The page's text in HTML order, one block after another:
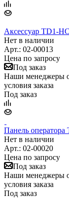
Аксессуар TD1-
Нет в наличии
Арт.: 02-00013
Цена по запросу
Под заказ
Наши менеджеры
условия заказа
Под заказ
Панель оператора
Нет в наличии
Арт.: 02-00020
Цена по запросу
Под заказ
Наши менеджеры
условия заказа
Под заказ